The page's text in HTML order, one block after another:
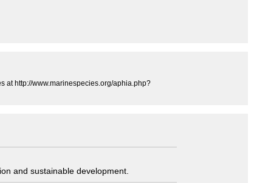
at http://www.marinespecies.org/aphia.php?
and sustainable development.